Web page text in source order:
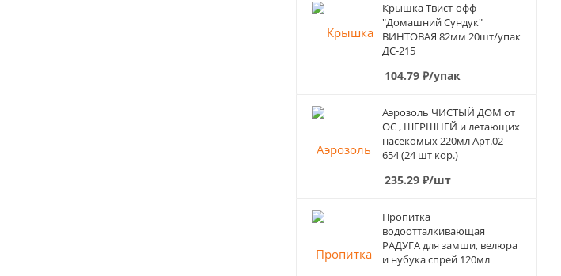
Крышка Твист-офф
"Домашний Сундук"
ВИНТОВАЯ 82мм 20шт/упак
ДС-215
104.79 ₽/упак
Аэрозоль ЧИСТЫЙ ДОМ от
ОС , ШЕРШНЕЙ и летающих
насекомых 220мл Арт.02-
654 (24 шт кор.)
235.29 ₽/шт
Пропитка
водоотталкивающая
РАДУГА для замши, велюра
и нубука спрей 120мл